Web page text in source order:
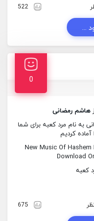
522
...
0
هاشم رمضانی
به نام مرد کعبه برای شما
آماده کردیم
New Music Of Hashem
Download
675